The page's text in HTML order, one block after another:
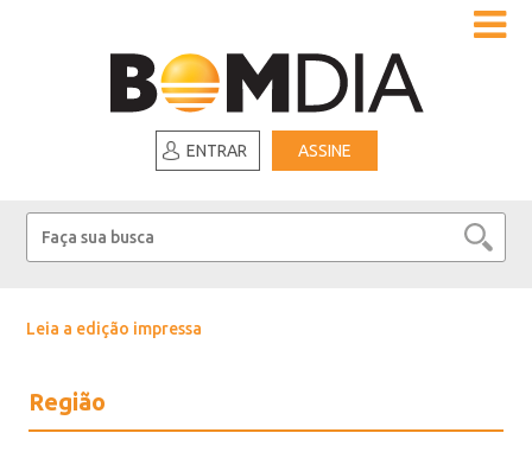
ENTRAR ASSINE
Leia a edição impressa
Região